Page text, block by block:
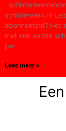
schilderwerk in
abonnement?​ Het
met een eerste
per
Lees meer »